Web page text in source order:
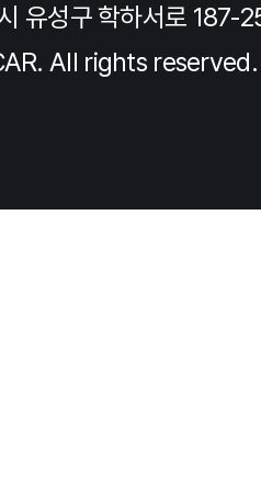
유성구 학하서로 187-
All rights reserved.